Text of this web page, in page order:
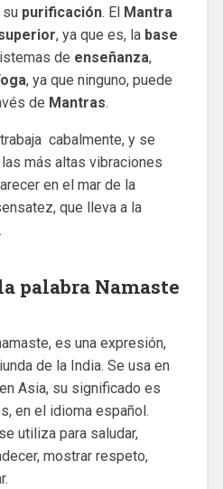
su purificación. El Mantra
, ya que es, la base
de enseñanza,
, ya que ninguno, puede
de Mantras.
trabaja cabalmente, y se
más altas vibraciones
en el mar de la
que lleva a la
palabra Namaste
es una expresión,
de la India. Se usa en
Asia, su significado es
en el idioma español.
utiliza para saludar,
mostrar respeto,